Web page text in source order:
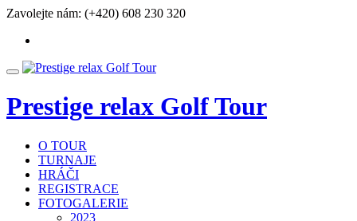
Přeskočit
obsah
Zavolejte nám: (+420) 608 230 320
Přepnout
Prestige relax Golf Tour
O TOUR
TURNAJE
HRÁČI
REGISTRACE
FOTOGALERIE
2023